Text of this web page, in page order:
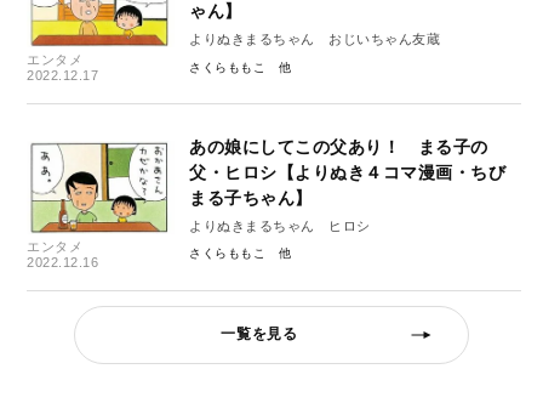
エンタメ
2022.12.17
ゃん】
よりぬきまるちゃん おじいちゃん友蔵
さくらももこ
エンタメ
2022.12.16
あの娘にしてこの父あり！ まる子の
父・ヒロシ【よりぬき４コマ漫画・ちび
まる子ちゃん】
よりぬきまるちゃん ヒロシ
さくらももこ
一覧を見る